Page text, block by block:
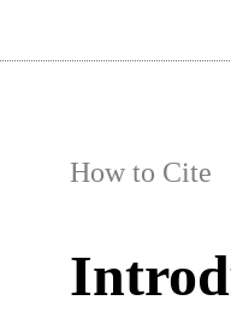
How to Cite